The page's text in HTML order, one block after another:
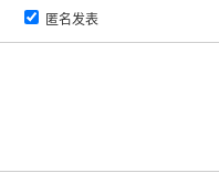
匿名发表